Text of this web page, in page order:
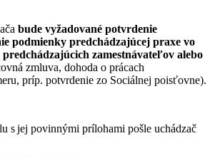
bude vyžadované potvrdenie
podmienky predchádzajúcej praxe vo
zamestnávateľov alebo
zmluva, dohoda o prácach
príp. potvrdenie zo Sociálnej poisťovne).
s jej povinnými prílohami pošle uchádzač